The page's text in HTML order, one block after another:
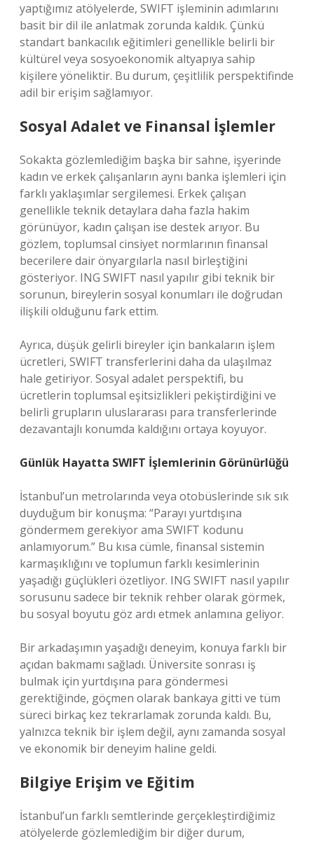
yaptığımız atölyelerde, SWIFT işleminin adımlarını
basit bir dil ile anlatmak zorunda kaldık. Çünkü
standart bankacılık eğitimleri genellikle belirli bir
kültürel veya sosyoekonomik altyapıya sahip
kişilere yöneliktir. Bu durum, çeşitlilik perspektifinde
adil bir erişim sağlamıyor.
Sosyal Adalet ve Finansal İşlemler
Sokakta gözlemlediğim başka bir sahne, işyerinde
kadın ve erkek çalışanların aynı banka işlemleri için
farklı yaklaşımlar sergilemesi. Erkek çalışan
genellikle teknik detaylara daha fazla hakim
görünüyor, kadın çalışan ise destek arıyor. Bu
gözlem, toplumsal cinsiyet normlarının finansal
becerilere dair önyargılarla nasıl birleştiğini
gösteriyor. ING SWIFT nasıl yapılır gibi teknik bir
sorunun, bireylerin sosyal konumları ile doğrudan
ilişkili olduğunu fark ettim.
Ayrıca, düşük gelirli bireyler için bankaların işlem
ücretleri, SWIFT transferlerini daha da ulaşılmaz
hale getiriyor. Sosyal adalet perspektifi, bu
ücretlerin toplumsal eşitsizlikleri pekiştirdiğini ve
belirli grupların uluslararası para transferlerinde
dezavantajlı konumda kaldığını ortaya koyuyor.
Günlük Hayatta SWIFT İşlemlerinin Görünürlüğü
İstanbul’un metrolarında veya otobüslerinde sık sık
duyduğum bir konuşma: “Parayı yurtdışına
göndermem gerekiyor ama SWIFT kodunu
anlamıyorum.” Bu kısa cümle, finansal sistemin
karmaşıklığını ve toplumun farklı kesimlerinin
yaşadığı güçlükleri özetliyor. ING SWIFT nasıl yapılır
sorusunu sadece bir teknik rehber olarak görmek,
bu sosyal boyutu göz ardı etmek anlamına geliyor.
Bir arkadaşımın yaşadığı deneyim, konuya farklı bir
açıdan bakmamı sağladı. Üniversite sonrası iş
bulmak için yurtdışına para göndermesi
gerektiğinde, göçmen olarak bankaya gitti ve tüm
süreci birkaç kez tekrarlamak zorunda kaldı. Bu,
yalnızca teknik bir işlem değil, aynı zamanda sosyal
ve ekonomik bir deneyim haline geldi.
Bilgiye Erişim ve Eğitim
İstanbul’un farklı semtlerinde gerçekleştirdiğimiz
atölyelerde gözlemlediğim bir diğer durum,